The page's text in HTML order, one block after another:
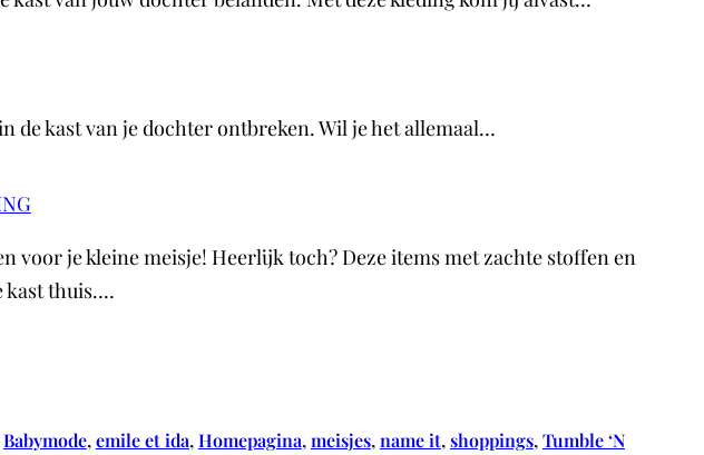
de kast van je dochter ontbreken. Wil je het allemaal…
voor je kleine meisje! Heerlijk toch? Deze items met zachte stoffen en
kast thuis.…
Babymode, emile et ida, Homepagina, meisjes, name it, shoppings, Tumble ‘N